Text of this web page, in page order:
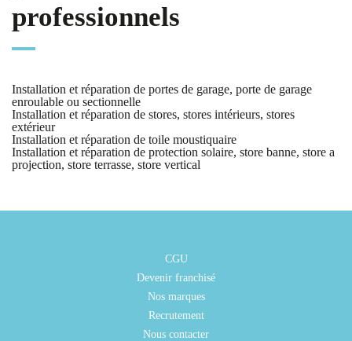
professionnels
Installation et réparation de portes de garage, porte de garage
enroulable ou sectionnelle
Installation et réparation de stores, stores intérieurs, stores
extérieur
Installation et réparation de toile moustiquaire
Installation et réparation de protection solaire, store banne, store a
projection, store terrasse, store vertical
CGU
Devenir franchisé
Nos marques
Recrutement
Nous contacter